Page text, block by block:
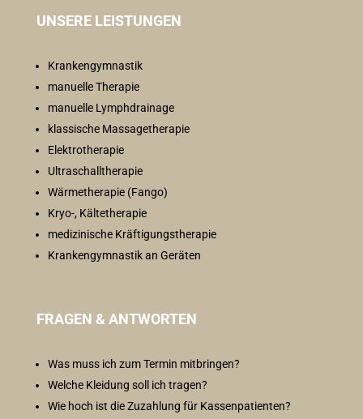
UNSERE LEISTUNGEN
Krankengymnastik
manuelle Therapie
manuelle Lymphdrainage
klassische Massagetherapie
Elektrotherapie
Ultraschalltherapie
Wärmetherapie (Fango)
Kryo-, Kältetherapie
medizinische Kräftigungstherapie
Krankengymnastik an Geräten
FRAGEN & ANTWORTEN
Was muss ich zum Termin mitbringen?
Welche Kleidung soll ich tragen?
Wie hoch ist die Zuzahlung für Kassenpatienten?